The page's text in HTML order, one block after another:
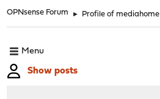
OPNsense Forum ► Profile of mediahome
Menu
Show posts